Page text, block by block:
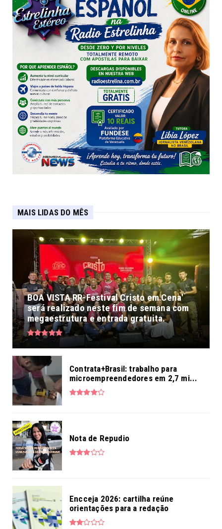
MAIS LIDAS DO MÊS
BOA VISTA RR-Festival Cristo em Cena'
será realizado neste fim de semana com
megaestrutura e entrada gratuita.
Contrata+Brasil: trabalho para
microempreendedores em 2,7 mi...
Nota de Repudio
Encceja 2026: cartilha reúne
orientações para a redação